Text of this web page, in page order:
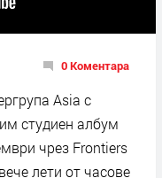
0 Коментара
Asia с
студиен албум
чрез Frontiers
лети от часове